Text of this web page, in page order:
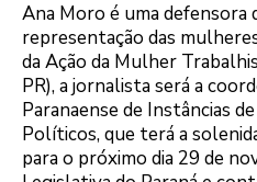
Ana Moro é uma defensora
representação das
da Ação da Mulher
PR), a jornalista será a
Paranaense de Instâncias
Políticos, que terá a
para o próximo dia 29 de